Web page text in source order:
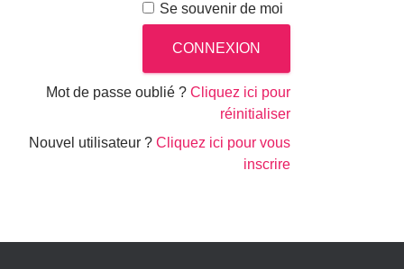
Se souvenir de moi
Mot de passe oublié ?Cliquez ici pour
réinitialiser
Nouvel utilisateur ?Cliquez ici pour vous
inscrire